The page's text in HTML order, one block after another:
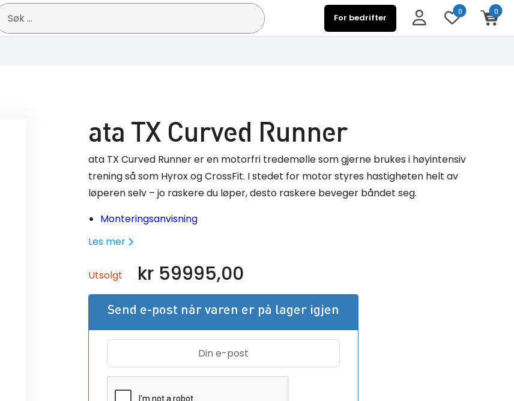
For bedrifter
0 0
ata TX Curved Runner
ata TX Curved Runner er en motorfri tredemølle som gjerne brukes i høyintensiv
trening så som Hyrox og CrossFit. I stedet for motor styres hastigheten helt av
løperen selv – jo raskere du løper, desto raskere beveger båndet seg.
Monteringsanvisning
Les mer
Utsolgt kr59995,00
Send e-post når varen er på lager igjen